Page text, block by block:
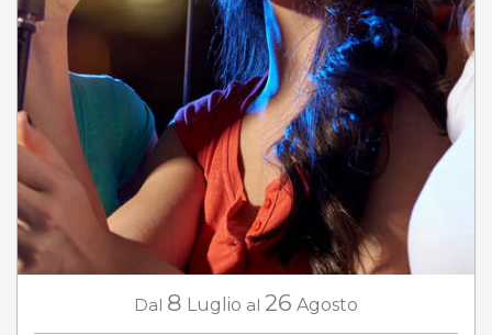
Dal 8 Luglio al 26 Agosto